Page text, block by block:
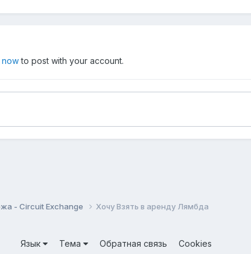
nowto post with your account.
- Circuit Exchange Хочу Взять в аренду Лямбда
Язык Тема Обратная связь Cookies